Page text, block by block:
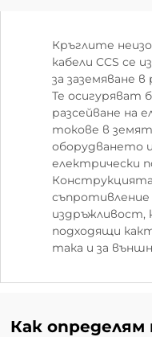
Кръглите
кабели CCS се
за заземяване
Те осигуряват
разсейване на
токове в
оборудването
електрически
съпротивление
издръжливост,
подходящи
така и за
Как